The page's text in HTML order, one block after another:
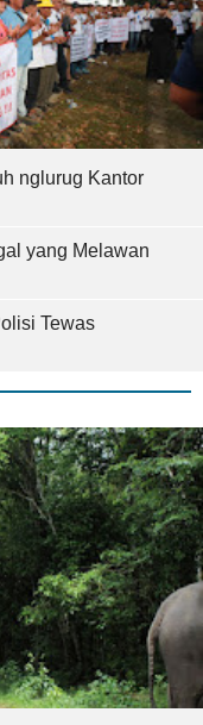
nglurug Kantor
yang Melawan
Tewas